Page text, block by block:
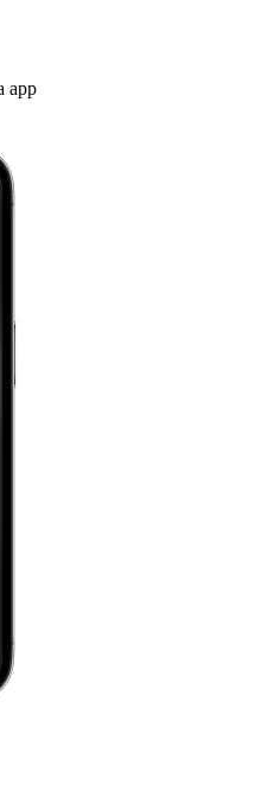
app